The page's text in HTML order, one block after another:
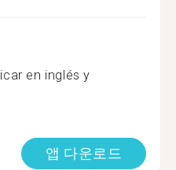
en inglés y
앱 다운로드